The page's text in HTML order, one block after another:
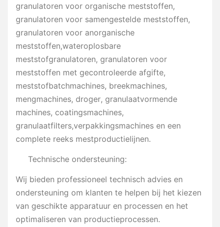
granulatoren voor organische meststoffen,
granulatoren voor samengestelde meststoffen,
granulatoren voor anorganische
meststoffen,wateroplosbare
meststofgranulatoren, granulatoren voor
meststoffen met gecontroleerde afgifte,
meststofbatchmachines, breekmachines,
mengmachines, droger, granulaatvormende
machines, coatingsmachines,
granulaatfilters,verpakkingsmachines en een
complete reeks mestproductielijnen.
Technische ondersteuning:
Wij bieden professioneel technisch advies en
ondersteuning om klanten te helpen bij het kiezen
van geschikte apparatuur en processen en het
optimaliseren van productieprocessen.